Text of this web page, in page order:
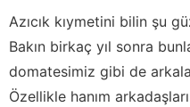
Azıcık kıymetini bilin şu
Bakın birkaç yıl sonra
domatesimiz gibi de
Özellikle hanım